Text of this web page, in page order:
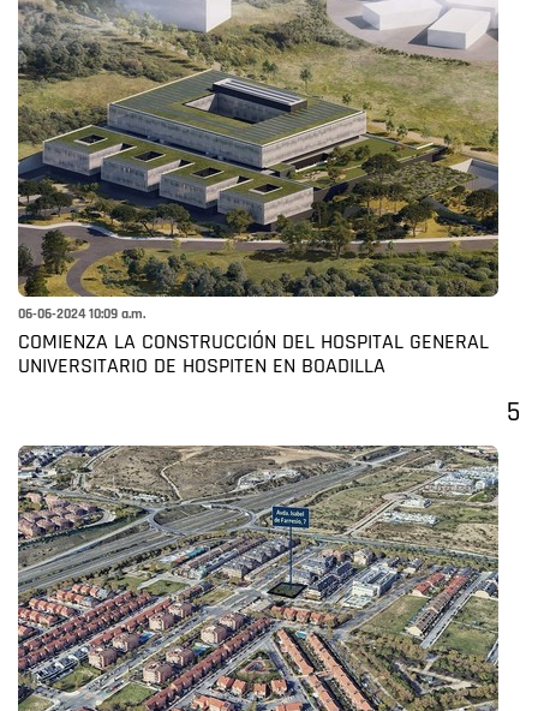
06-06-2024 10:09 a.m.
COMIENZA LA CONSTRUCCIÓN DEL HOSPITAL GENERAL
UNIVERSITARIO DE HOSPITEN EN BOADILLA
5